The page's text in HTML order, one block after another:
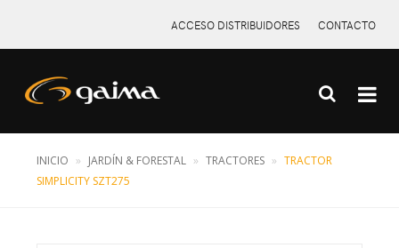
ACCESO DISTRIBUIDORES CONTACTO
INICIO JARDÍN & FORESTAL TRACTORES
TRACTOR
SIMPLICITY SZT275